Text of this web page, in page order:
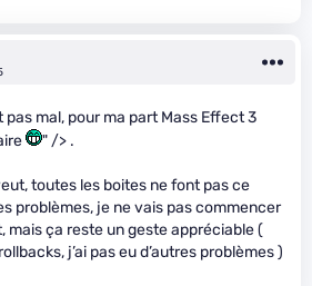
pas mal, pour ma part Mass Effect 3
" /> .
toutes les boites ne font pas ce
problèmes, je ne vais pas commencer
mais ça reste un geste appréciable (
j’ai pas eu d’autres problèmes )